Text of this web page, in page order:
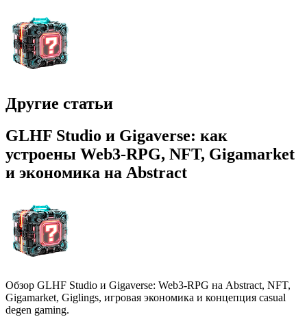
Другие статьи
GLHF Studio и Gigaverse: как
устроены Web3-RPG, NFT, Gigamarket
и экономика на Abstract
Обзор GLHF Studio и Gigaverse: Web3-RPG на Abstract, NFT,
Gigamarket, Giglings, игровая экономика и концепция casual
degen gaming.